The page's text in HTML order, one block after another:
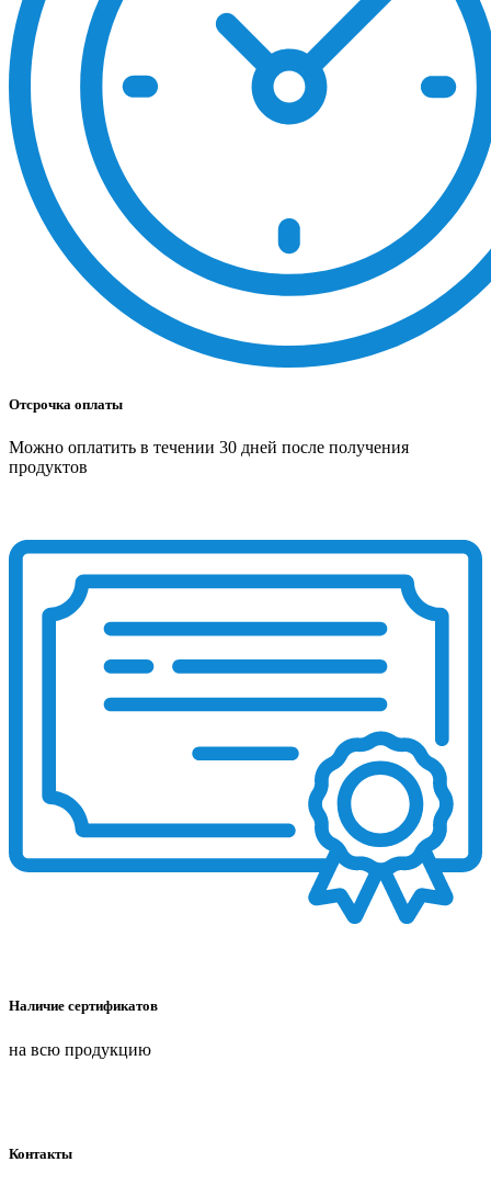
Отсрочка оплаты
Можно оплатить в течении 30 дней после получения
продуктов
Наличие сертификатов
на всю продукцию
Контакты